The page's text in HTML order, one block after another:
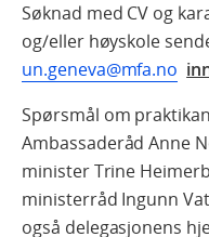
Søknad med CV og
og/eller høyskole
un.geneva@mfa.no
Spørsmål om
Ambassaderåd Anne
minister Trine
ministerråd Ingunn
også delegasjonens